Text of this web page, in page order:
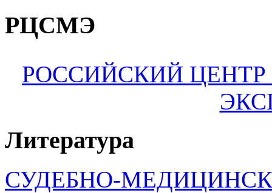
РЦСМЭ
РОССИЙСКИЙ
Литература
СУДЕБНО-